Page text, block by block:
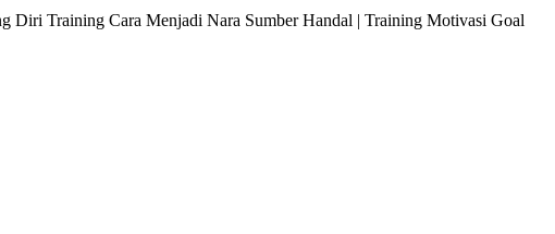
Diri Training Cara Menjadi Nara Sumber Handal | Training Motivasi Goal